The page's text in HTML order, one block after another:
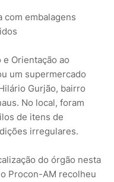
com embalagens
e Orientação ao
um supermercado
Gurjão, bairro
No local, foram
de itens de
irregulares.
do órgão nesta
Procon-AM recolheu